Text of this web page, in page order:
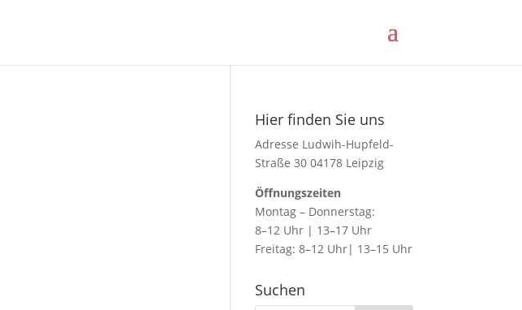
Hier finden Sie uns
Adresse Ludwih-Hupfeld-
Straße 30 04178 Leipzig
Öffnungszeiten
Montag – Donnerstag:
8–12 Uhr | 13–17 Uhr
Freitag: 8–12 Uhr| 13–15 Uhr
Suchen